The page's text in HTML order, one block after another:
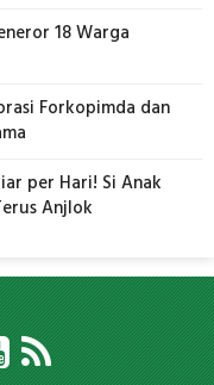
18 Warga
Forkopimda dan
per Hari! Si Anak
Anjlok